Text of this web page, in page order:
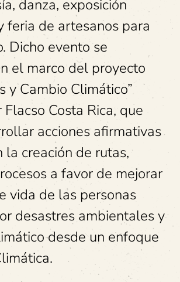
danza, exposición
feria de artesanos para
Dicho evento se
el marco del proyecto
y Cambio Climático”
Costa Rica, que
acciones afirmativas
la creación de rutas,
a favor de mejorar
vida de las personas
desastres ambientales y
desde un enfoque